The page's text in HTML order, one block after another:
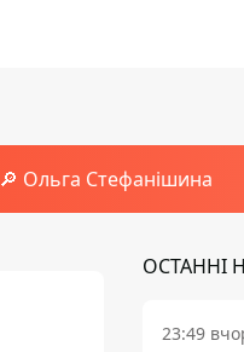
🔎 Ольга Стефанішина
ОСТАННІ
23:49